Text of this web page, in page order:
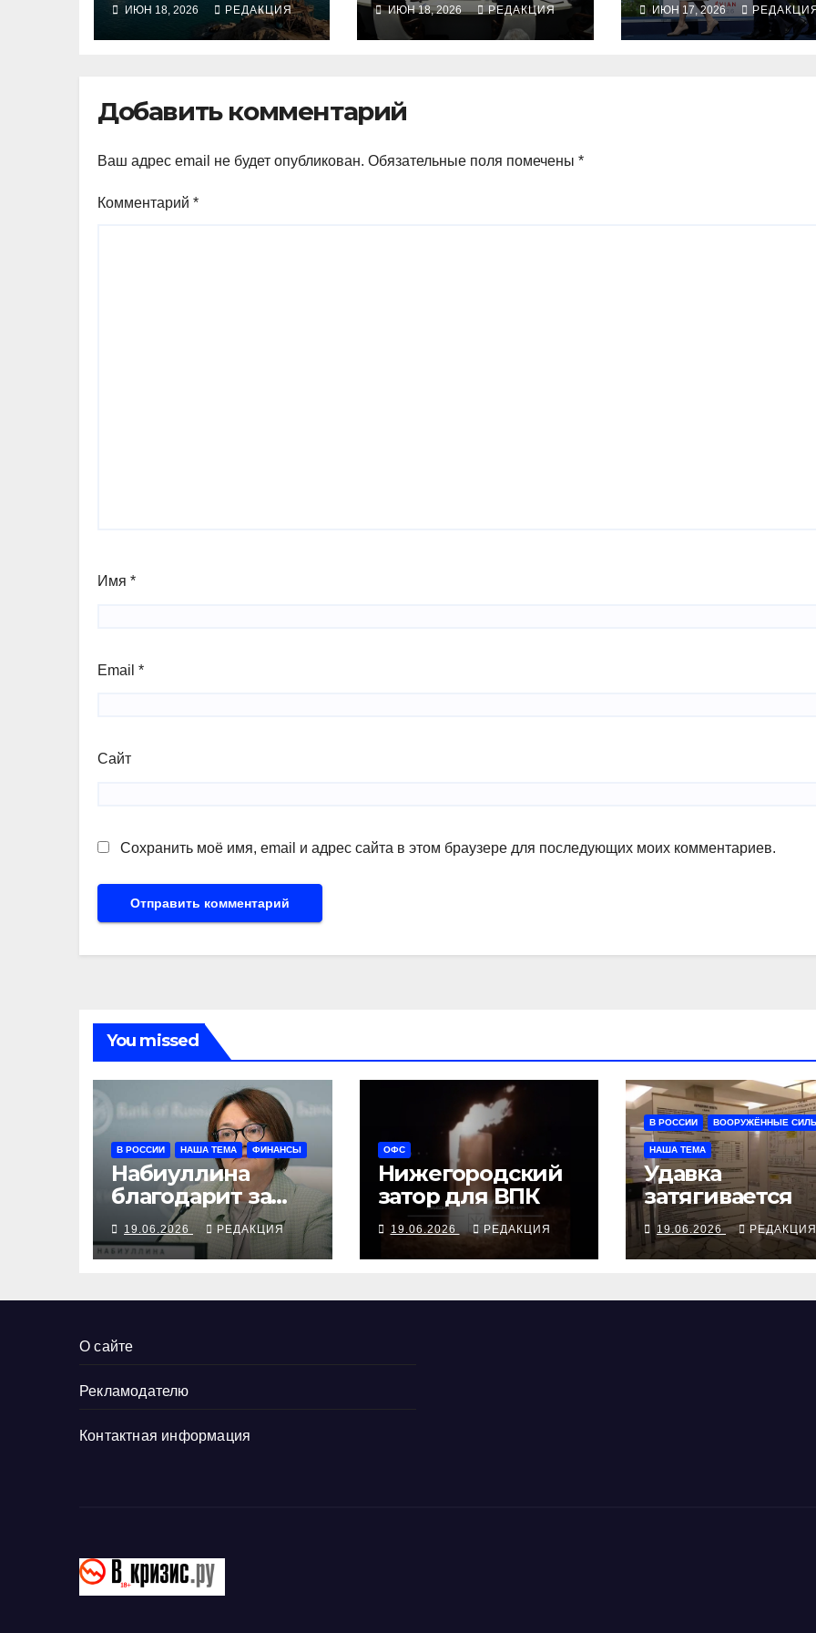
дозволению
ИЮН 18, 2026 РЕДАКЦИЯ ИЮН 18, 2026 РЕДАКЦИЯ
ной позиции,
несмотря на
ИЮН 17, 2026
Добавить комментарий
Ваш адрес email не будет опубликован. Обязательные поля помечены *
Комментарий *
Имя *
Email *
Сайт
Сохранить моё имя, email и адрес сайта в этом браузере для последующих моих комментариев.
You missed
В РОССИИ НАША ТЕМА ФИНАНСЫ
Набиуллина
благодарит за
беспокойство
19.06.2026 РЕДАКЦИЯ
ОФС
Нижегородский
затор для ВПК
19.06.2026 РЕДАКЦИЯ
В РОССИИ ВООРУЖЁННЫЕ
НАША ТЕМА
Удавка
затягивается
19.06.2026 РЕДАКЦИЯ
О сайте
Рекламодателю
Контактная информация